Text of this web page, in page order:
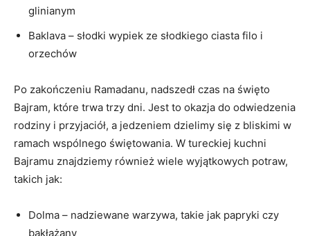
glinianym
Baklava – słodki wypiek ze słodkiego⁢ ciasta filo i
orzechów
Po‍ zakończeniu Ramadanu, nadszedł czas ‌na święto⁤
Bajram, które trwa trzy dni. Jest ‌to⁣ okazja do odwiedzenia
rodziny⁤ i ‍przyjaciół, a jedzeniem ‌dzielimy ⁤się z bliskimi⁤ w
ramach ⁣wspólnego świętowania. W tureckiej kuchni
⁤Bajramu​ znajdziemy również wiele wyjątkowych potraw,
takich jak:
Dolma⁣ – nadziewane warzywa, takie jak papryki czy
bakłażany